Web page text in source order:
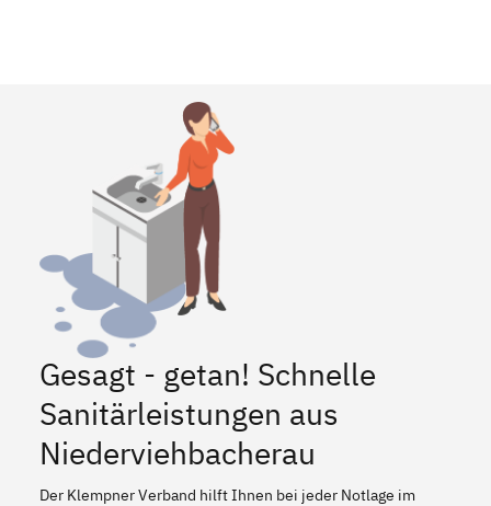
Gesagt - getan! Schnelle
Sanitärleistungen aus
Niederviehbacherau
Der Klempner Verband hilft Ihnen bei jeder Notlage im